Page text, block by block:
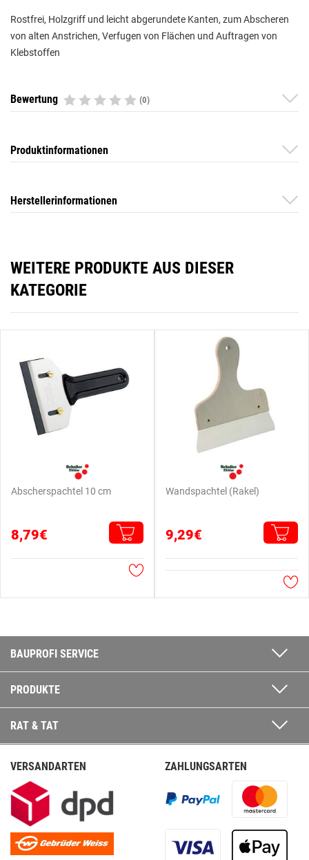
Rostfrei, Holzgriff und leicht abgerundete Kanten, zum Abscheren
von alten Anstrichen, Verfugen von Flächen und Auftragen von
Klebstoffen
Bewertung (0)
Produktinformationen
Herstellerinformationen
WEITERE PRODUKTE AUS DIESER
KATEGORIE
Abscherspachtel 10 cm
8,79€
Wandspachtel (Rakel)
9,29€
BAUPROFI SERVICE
PRODUKTE
RAT & TAT
VERSANDARTEN ZAHLUNGSARTEN